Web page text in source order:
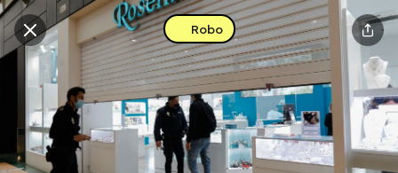
Descarga la app
Buscar en esta zona
Robo